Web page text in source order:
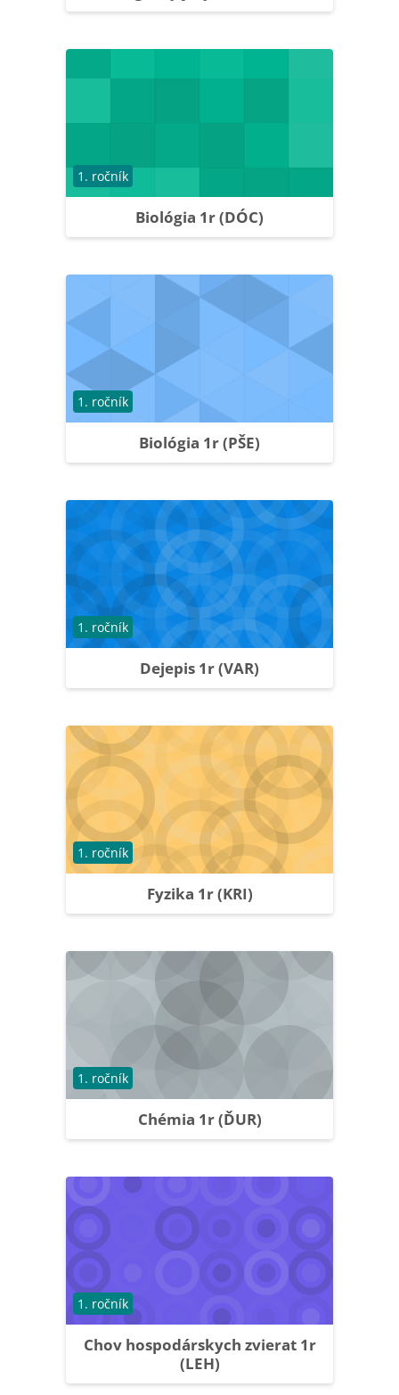
Biológia 1r (DÓC)
Course category
1. ročník
Biológia 1r (PŠE)
Course category
1. ročník
Dejepis 1r (VAR)
Course category
1. ročník
Fyzika 1r (KRI)
Course category
1. ročník
Chémia 1r (ĎUR)
Course category
1. ročník
Chov hospodárskych zvierat 1r
(LEH)
Course category
1. ročník